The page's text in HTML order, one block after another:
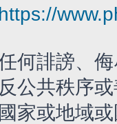
https://
何誹謗、
公共秩序
家或地域